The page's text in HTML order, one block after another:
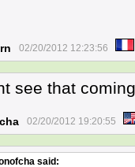
02/20/2012 12:23:56
see that coming
02/20/2012 19:20:55
said: